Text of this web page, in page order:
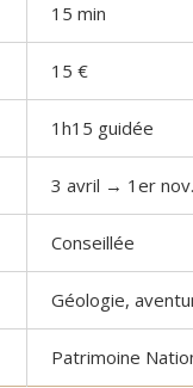
15 min
15 €
1h15 guidée
3 avril → 1er nov.
Conseillée
Géologie,
Patrimoine